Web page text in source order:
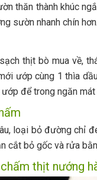
thăn thành khúc
sườn nhanh chín hơn.
thịt bò mua về,
ướp cùng 1 thìa
để trong ngăn
loại bỏ đường chỉ
cắt bỏ gốc và rửa
thịt nướng